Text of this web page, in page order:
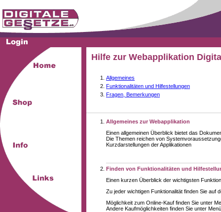
Hilfe zur Webapplikation
Allgemeines
Funktionalitäten und Hilfestellungen
Fragen, Bemerkungen
Allgemeines zur Webapplikation
Einen allgemeinen Überblick bietet das
Die Themen reichen von
Kurzdarstellungen der Applikationen
Finden von Funktionalitäten und
Einen kurzen Überblick der wichtigsten
Zu jeder wichtigen Funktionalität finden Sie auf
Möglichkeit zum Online-Kauf finden Sie unter
Andere Kaufmöglichkeiten finden Sie unter